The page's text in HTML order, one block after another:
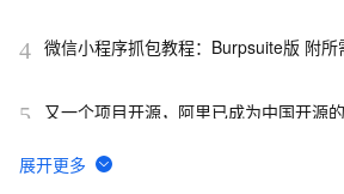
4 微信小程序抓包教程：Burpsuite版 附所
5 又一个项目开源，阿里已成为中国开源
6 tailwindcss使用教程